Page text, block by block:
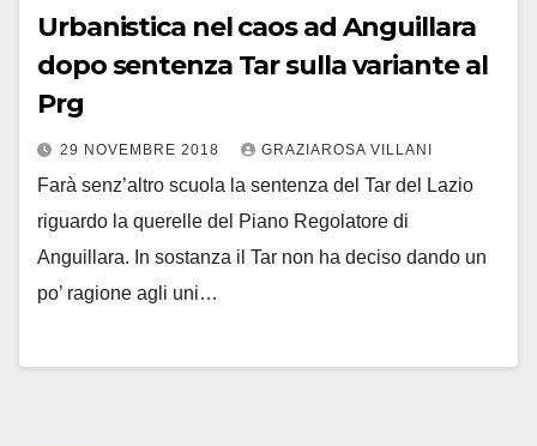
Urbanistica nel caos ad Anguillara
dopo sentenza Tar sulla variante al
Prg
29 NOVEMBRE 2018 GRAZIAROSA VILLANI
Farà senz’altro scuola la sentenza del Tar del Lazio
riguardo la querelle del Piano Regolatore di
Anguillara. In sostanza il Tar non ha deciso dando un
po’ ragione agli uni…